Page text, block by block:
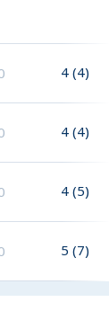
4 (4)
4 (4)
4 (5)
5 (7)